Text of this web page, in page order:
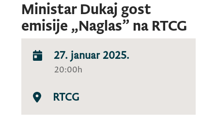
Ministar Dukaj gost
emisije „Naglas” na RTCG
27. januar 2025.
20:00h
RTCG